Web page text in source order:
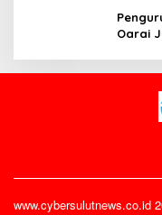
Oarai
www.cybersulutnews.co.id